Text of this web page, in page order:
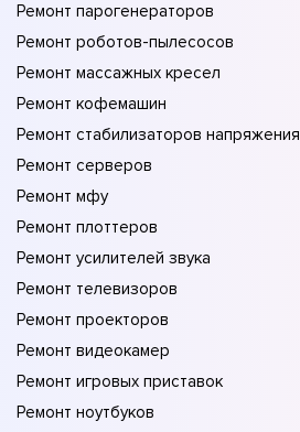
Ремонт парогенераторов
Ремонт роботов-пылесосов
Ремонт массажных кресел
Ремонт кофемашин
Ремонт стабилизаторов напряжения
Ремонт серверов
Ремонт мфу
Ремонт плоттеров
Ремонт усилителей звука
Ремонт телевизоров
Ремонт проекторов
Ремонт видеокамер
Ремонт игровых приставок
Ремонт ноутбуков